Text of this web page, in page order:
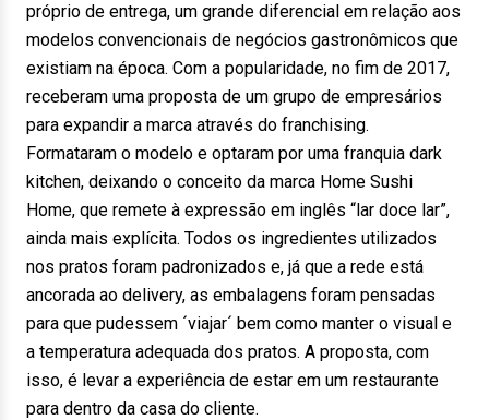
próprio de entrega, um grande diferencial em relação aos
modelos convencionais de negócios gastronômicos que
existiam na época. Com a popularidade, no fim de 2017,
receberam uma proposta de um grupo de empresários
para expandir a marca através do franchising.
Formataram o modelo e optaram por uma franquia dark
kitchen, deixando o conceito da marca Home Sushi
Home, que remete à expressão em inglês “lar doce lar”,
ainda mais explícita. Todos os ingredientes utilizados
nos pratos foram padronizados e, já que a rede está
ancorada ao delivery, as embalagens foram pensadas
para que pudessem ´viajar´ bem como manter o visual e
a temperatura adequada dos pratos. A proposta, com
isso, é levar a experiência de estar em um restaurante
para dentro da casa do cliente.